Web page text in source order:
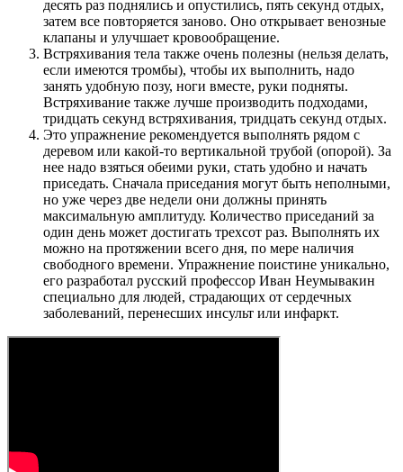
десять раз поднялись и опустились, пять секунд отдых,
затем все повторяется заново. Оно открывает венозные
клапаны и улучшает кровообращение.
Встряхивания тела также очень полезны (нельзя делать,
если имеются тромбы), чтобы их выполнить, надо
занять удобную позу, ноги вместе, руки подняты.
Встряхивание также лучше производить подходами,
тридцать секунд встряхивания, тридцать секунд отдых.
Это упражнение рекомендуется выполнять рядом с
деревом или какой-то вертикальной трубой (опорой). За
нее надо взяться обеими руки, стать удобно и начать
приседать. Сначала приседания могут быть неполными,
но уже через две недели они должны принять
максимальную амплитуду. Количество приседаний за
один день может достигать трехсот раз. Выполнять их
можно на протяжении всего дня, по мере наличия
свободного времени. Упражнение поистине уникально,
его разработал русский профессор Иван Неумывакин
специально для людей, страдающих от сердечных
заболеваний, перенесших инсульт или инфаркт.